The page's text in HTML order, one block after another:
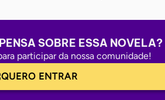
SOBRE ESSA NOVELA?
participar da nossa comunidade!
QUERO ENTRAR